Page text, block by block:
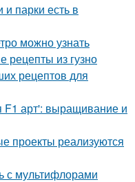
парки есть в
можно узнать
рецепты из гузно
рецептов для
F1 арт': выращивание и
проекты реализуются
с мультифлорами